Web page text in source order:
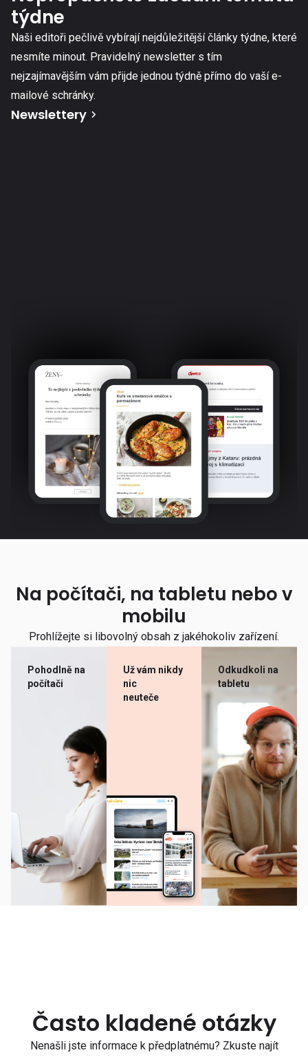
týdne
Naši editoři pečlivě vybírají nejdůležitější články týdne, které
nesmíte minout. Pravidelný newsletter s tím
nejzajímavějším vám přijde jednou týdně přímo do vaší e-
mailové schránky.
Newslettery
Na počítači, na tabletu nebo v
mobilu
Prohlížejte si libovolný obsah z jakéhokoliv zařízení.
Pohodlně na
počítači
Už vám nikdy
nic
neuteče
Odkudkoli na
tabletu
Často kladené otázky
Nenašli jste informace k předplatnému? Zkuste najít